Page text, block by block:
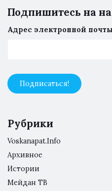
Подпишитесь на
Адрес электронной почты
Рубрики
Voskanapat.Info
Архивное
Истории
Мейдан ТВ